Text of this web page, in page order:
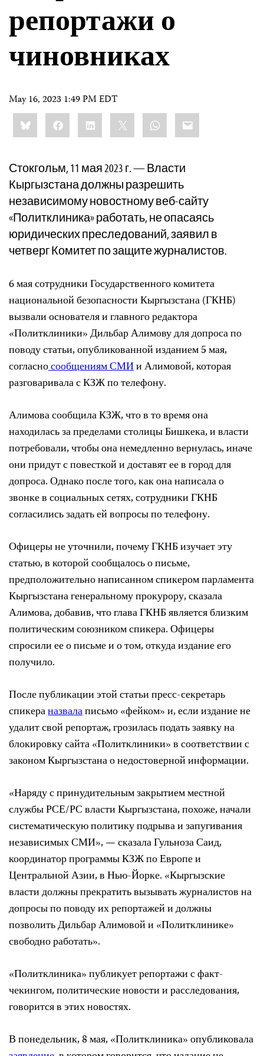
репортажи о
чиновниках
May 16, 2023 1:49 PM EDT
Share
this:BlueskyFacebookLinkedIn WhatsApp
Email
Стокгольм, 11 мая 2023 г. — Власти
Кыргызстана должны разрешить
независимому новостному веб-сайту
«Политклиника» работать, не опасаясь
юридических преследований, заявил в
четверг Комитет по защите журналистов.
6 мая сотрудники Государственного комитета
национальной безопасности Кыргызстана (ГКНБ)
вызвали основателя и главного редактора
«Политклиники» Дильбар Алимову для допроса по
поводу статьи, опубликованной изданием 5 мая,
согласносообщениямСМИи Алимовой, которая
разговаривала с КЗЖ по телефону.
Алимова сообщила КЗЖ, что в то время она
находилась за пределами столицы Бишкека, и власти
потребовали, чтобы она немедленно вернулась, иначе
они придут с повесткой и доставят ее в город для
допроса. Однако после того, как она написала о
звонке в социальных сетях, сотрудники ГКНБ
согласились задать ей вопросы по телефону.
Офицеры не уточнили, почему ГКНБ изучает эту
статью, в которой сообщалось о письме,
предположительно написанном спикером парламента
Кыргызстана генеральному прокурору, сказала
Алимова, добавив, что глава ГКНБ является близким
политическим союзником спикера. Офицеры
спросили ее о письме и о том, откуда издание его
получило.
После публикации этой статьи пресс-секретарь
спикераназвалаписьмо «фейком» и, если издание не
удалит свой репортаж, грозилась подать заявку на
блокировку сайта «Политклиники» в соответствии с
законом Кыргызстана о недостоверной информации.
«Наряду с принудительным закрытием местной
службы РСЕ/РС власти Кыргызстана, похоже, начали
систематическую политику подрыва и запугивания
независимых СМИ», — сказала Гульноза Саид,
координатор программы КЗЖ по Европе и
Центральной Азии, в Нью-Йорке. «Кыргызские
власти должны прекратить вызывать журналистов на
допросы по поводу их репортажей и должны
позволить Дильбар Алимовой и «Политклинике»
свободно работать».
«Политклиника» публикует репортажи с факт-
чекингом, политические новости и расследования,
говорится в этих новостях.
В понедельник, 8 мая, «Политклиника» опубликовала